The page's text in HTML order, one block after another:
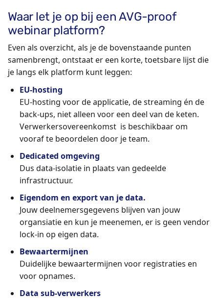
Waar let je op bij een AVG-proof
webinar platform?
Even als overzicht, als je de bovenstaande punten
samenbrengt, ontstaat er een korte, toetsbare lijst die
je langs elk platform kunt leggen:
EU-hosting
EU-hosting voor de applicatie, de streaming én de
back-ups, niet alleen voor een deel van de keten.
Verwerkersovereenkomst is beschikbaar om
vooraf te beoordelen door je team.
Dedicated omgeving
Dus data-isolatie in plaats van gedeelde
infrastructuur.
Eigendom en export van je data.
Jouw deelnemersgegevens blijven van jouw
organsiatie en kun je meenemen, er is geen vendor
lock-in op eigen data.
Bewaartermijnen
Duidelijke bewaartermijnen voor registraties en
voor opnames.
Data sub-verwerkers